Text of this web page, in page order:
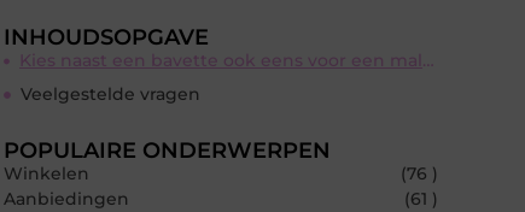
INHOUDSOPGAVE
Kies naast een bavette ook eens voor een malse biefstuk
Veelgestelde vragen
POPULAIRE ONDERWERPEN
Winkelen
(76 )
Aanbiedingen
(61 )